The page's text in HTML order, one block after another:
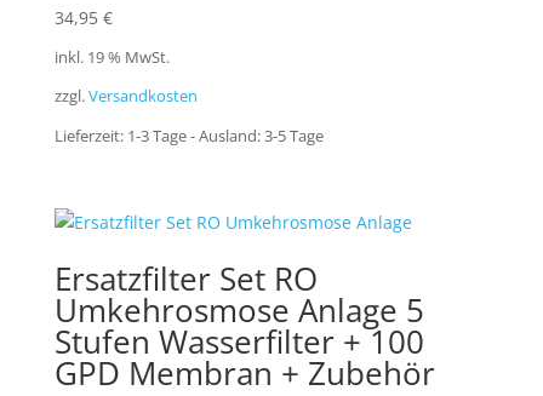
34,95 €
inkl. 19 % MwSt.
zzgl.Versandkosten
Lieferzeit: 1-3 Tage - Ausland: 3-5 Tage
Ersatzfilter Set RO
Umkehrosmose Anlage 5
Stufen Wasserfilter + 100
GPD Membran + Zubehör